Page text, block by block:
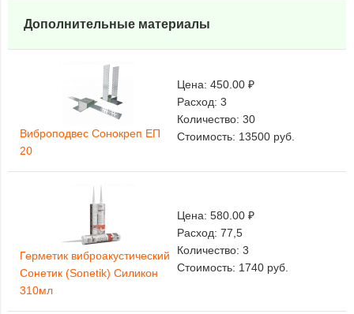
Дополнительные материалы
Виброподвес Сонокреп ЕП
20
Цена: 450.00 ₽
Расход: 3
Количество: 30
Стоимость: 13500 руб.
Герметик виброакустический
Сонетик (Sonetik) Силикон
310мл
Цена: 580.00 ₽
Расход: 77,5
Количество: 3
Стоимость: 1740 руб.